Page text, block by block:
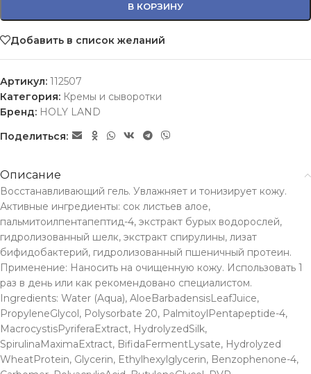
В КОРЗИНУ
Добавить в список желаний
Артикул: 112507
Категория: Кремы и сыворотки
Бренд: HOLY LAND
Поделиться:
Описание
Восстанавливающий гель. Увлажняет и тонизирует кожу.
Активные ингредиенты: сок листьев алое,
пальмитоилпентапептид-4, экстракт бурых водорослей,
гидролизованный шелк, экстракт спирулины, лизат
бифидобактерий, гидролизованный пшеничный протеин.
Применение: Наносить на очищенную кожу. Использовать 1
раз в день или как рекомендовано специалистом.
Ingredients: Water (Aqua), AloeBarbadensisLeafJuice,
PropyleneGlycol, Polysorbate 20, PalmitoylPentapeptide-4,
MacrocystisPyriferaExtract, HydrolyzedSilk,
SpirulinaMaximaExtract, BifidaFermentLysate, Hydrolyzed
WheatProtein, Glycerin, Ethylhexylglycerin, Benzophenone-4,